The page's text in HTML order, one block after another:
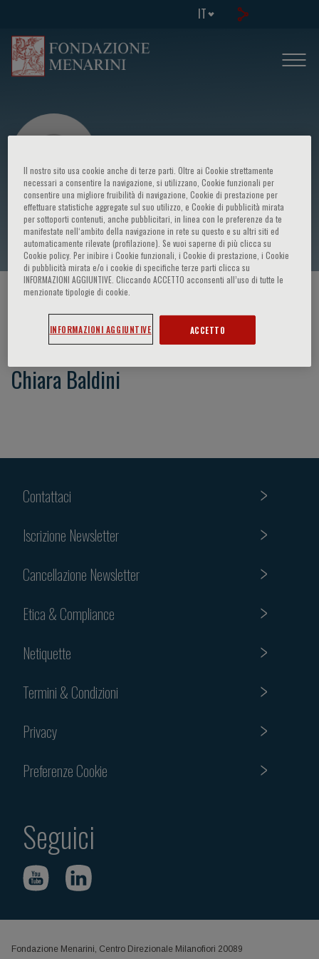
IT
Chiara Baldini
HOME PAGE / CORSI ED EVENTI
Chiara Baldini
Contattaci
Iscrizione Newsletter
Cancellazione Newsletter
Etica & Compliance
Netiquette
Termini & Condizioni
Privacy
Preferenze Cookie
Seguici
Fondazione Menarini, Centro Direzionale Milanofiori 20089
Il nostro sito usa cookie anche di terze parti. Oltre ai Cookie strettamente
necessari a consentire la navigazione, si utilizzano, Cookie funzionali per
consentire una migliore fruibilità di navigazione, Cookie di prestazione per
effettuare statistiche aggregate sul suo utilizzo, e Cookie di pubblicità mirata
per sottoporti contenuti, anche pubblicitari, in linea con le preferenze da te
manifestate nell‘ambito della navigazione in rete su questo e su altri siti ed
automaticamente rilevate (profilazione). Se vuoi saperne di più clicca su
Cookie policy. Per inibire i Cookie funzionali, i Cookie di prestazione, i Cookie
di pubblicità mirata e/o i cookie di specifiche terze parti clicca su
INFORMAZIONI AGGIUNTIVE. Cliccando ACCETTO acconsenti all’uso di tutte le
menzionate tipologie di cookie.
INFORMAZIONI AGGIUNTIVE ACCETTO